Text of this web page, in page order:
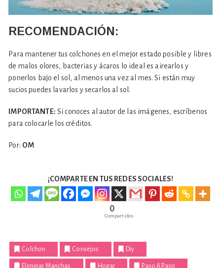
RECOMENDACIÓN:
Para mantener tus colchones en el mejor estado posible y libres
de malos olores, bacterias y ácaros lo ideal es airearlos y
ponerlos bajo el sol, al menos una vez al mes. Si están muy
sucios puedes lavarlos y secarlos al sol.
IMPORTANTE: Si conoces al autor de las imágenes, escríbenos
para colocarle los créditos.
Por: OM
¡COMPARTE EN TUS REDES SOCIALES!
0
Compartidos
Colchon Consejos Diy
Eliminar Manchas Hogar Paso A Paso